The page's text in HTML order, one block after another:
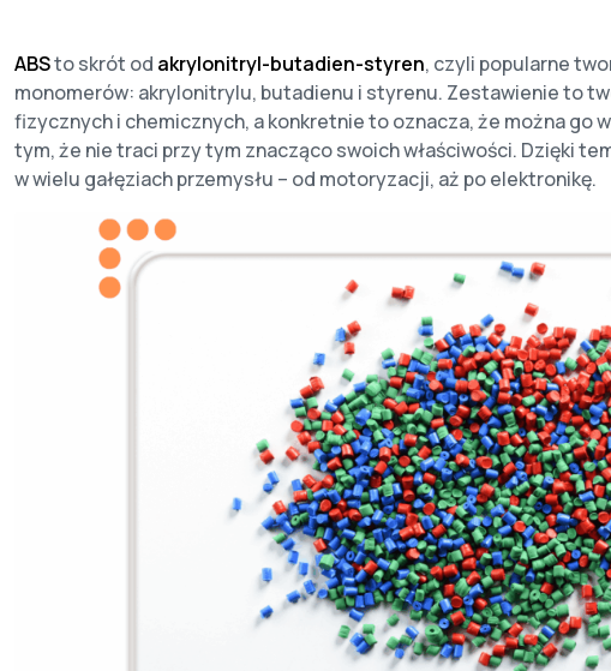
ABSto skrót od akrylonitryl-butadien-styren, czyli popularne
monomerów: akrylonitrylu, butadienu i styrenu. Zestawienie to
fizycznych i chemicznych, a konkretnie to oznacza, że można go
tym, że nie traci przy tym znacząco swoich właściwości. Dzięki
w wielu gałęziach przemysłu – od motoryzacji, aż po elektronikę.